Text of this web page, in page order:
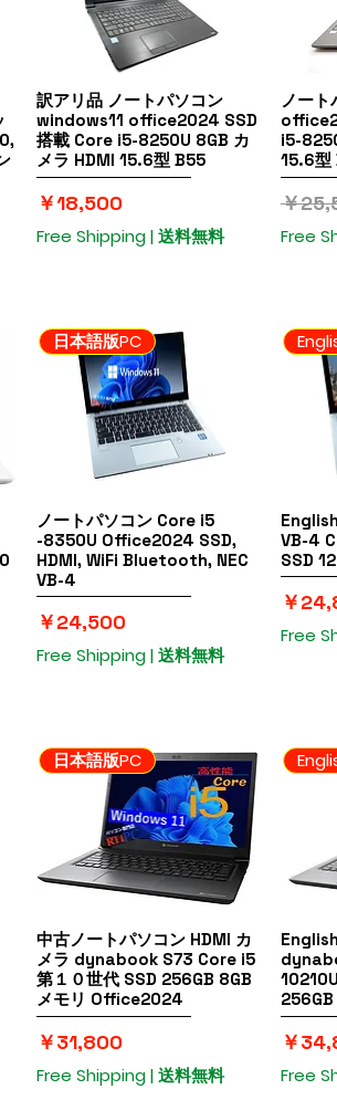
クイックビュー
訳アリ品 ノートパソコン
windows11 office2024 SSD
搭載 Core i5-8250U 8GB カ
メラ HDMI 15.6型 B55
価格
￥18,500
Free Shipping | 送料無料
ノー
i5-
15.6型
通常
￥
Free
クイックビュー
日本語版PC
ノートパソコン Core i5
-8350U Office2024 SSD,
HDMI, WiFi Bluetooth, NEC
VB-4
価格
￥24,500
Free Shipping | 送料無料
VB-4
SSD
価格
￥
Free
クイックビュー
日本語版PC
中古ノートパソコン HDMI カ
メラ dynabook S73 Core i5
第１０世代 SSD 256GB 8GB
メモリ Office2024
価格
￥31,800
Free Shipping | 送料無料
価格
￥
Free